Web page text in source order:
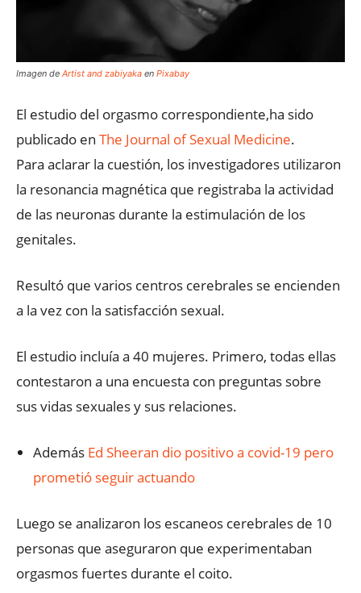
Imagen de Artist and zabiyaka en Pixabay
El estudio del orgasmo correspondiente,ha sido
publicado en The Journal of Sexual Medicine.
Para aclarar la cuestión, los investigadores utilizaron
la resonancia magnética que registraba la actividad
de las neuronas durante la estimulación de los
genitales.
Resultó que varios centros cerebrales se encienden
a la vez con la satisfacción sexual.
El estudio incluía a 40 mujeres. Primero, todas ellas
contestaron a una encuesta con preguntas sobre
sus vidas sexuales y sus relaciones.
Además Ed Sheeran dio positivo a covid-19 pero
prometió seguir actuando
Luego se analizaron los escaneos cerebrales de 10
personas que aseguraron que experimentaban
orgasmos fuertes durante el coito.